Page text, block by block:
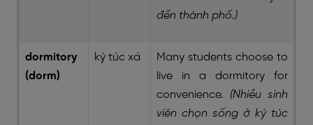
đến thành phố.)
dormitory
(dorm)
ký túc xá
Many students choose to
live in a dormitory for
convenience. (Nhiều sinh
viên chọn sống ở ký túc